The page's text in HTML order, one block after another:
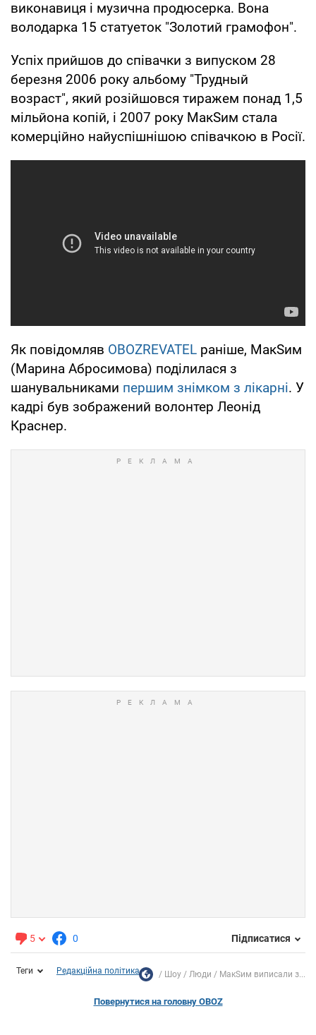
виконавиця і музична продюсерка. Вона
володарка 15 статуеток "Золотий грамофон".
Успіх прийшов до співачки з випуском 28
березня 2006 року альбому "Трудный
возраст", який розійшовся тиражем понад 1,5
мільйона копій, і 2007 року МакSим стала
комерційно найуспішнішою співачкою в Росії.
Як повідомляв OBOZREVATEL раніше, МакSим
(Марина Абросимова) поділилася з
шанувальниками першим знімком з лікарні. У
кадрі був зображений волонтер Леонід
Краснер.
5 0 Підписатися
Теги Редакційна політика Шоу Люди МакSим виписали з...
Повернутися на головну OBOZ